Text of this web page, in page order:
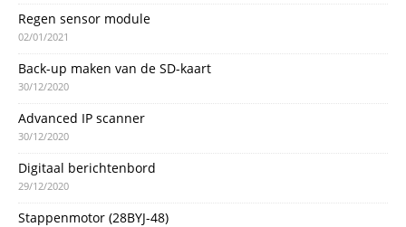
Regen sensor module
02/01/2021
Back-up maken van de SD-kaart
30/12/2020
Advanced IP scanner
30/12/2020
Digitaal berichtenbord
29/12/2020
Stappenmotor (28BYJ-48)